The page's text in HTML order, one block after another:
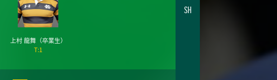
上村 龍舞（卒業生）
T:1
SH